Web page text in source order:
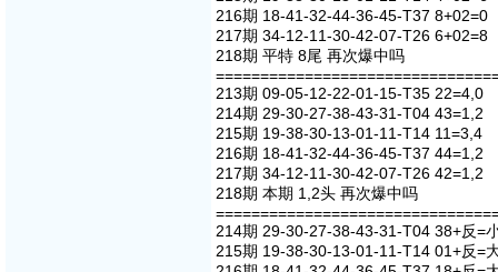
216期 18-41-32-44-36-45-T37 8+02=0
217期 34-12-11-30-42-07-T26 6+02=8
218期 平特 8尾 再次爆中吗
213期 09-05-12-22-01-15-T35 22=4,0
214期 29-30-27-38-43-31-T04 43=1,2
215期 19-38-30-13-01-11-T14 11=3,4
216期 18-41-32-44-36-45-T37 44=1,2
217期 34-12-11-30-42-07-T26 42=1,2
218期 本期 1,2头 再次爆中吗
214期 29-30-27-38-43-31-T04 38+反=
215期 19-38-30-13-01-11-T14 01+反=